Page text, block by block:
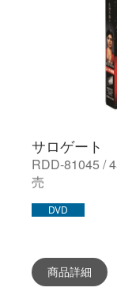
サロゲート
RDD-81045 /
売
DVD
商品詳細